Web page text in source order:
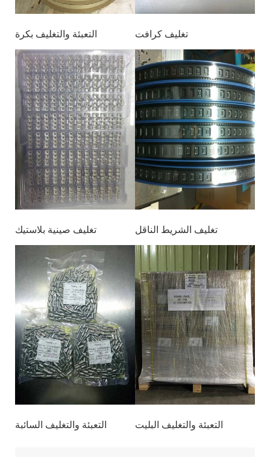
التعبئة والتغليف بكرة تغليف كرافت
تغليف صينية بلاستيك تغليف الشريط الناقل
التعبئة والتغليف السائبة التعبئة والتغليف البليت